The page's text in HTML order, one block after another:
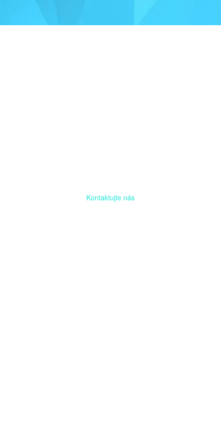
Kontaktujte nás